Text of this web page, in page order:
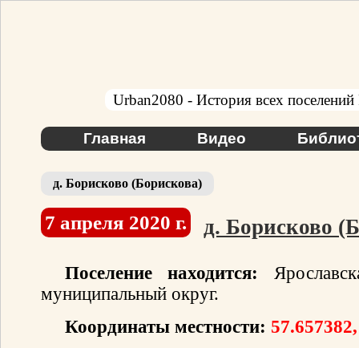
Urban2080 - История всех поселений
Главная Видео
д. Борисково (Борискова)
7 апреля 2020 г. д. Борисково
Поселение находится:
муниципальный округ.
Координаты местности: